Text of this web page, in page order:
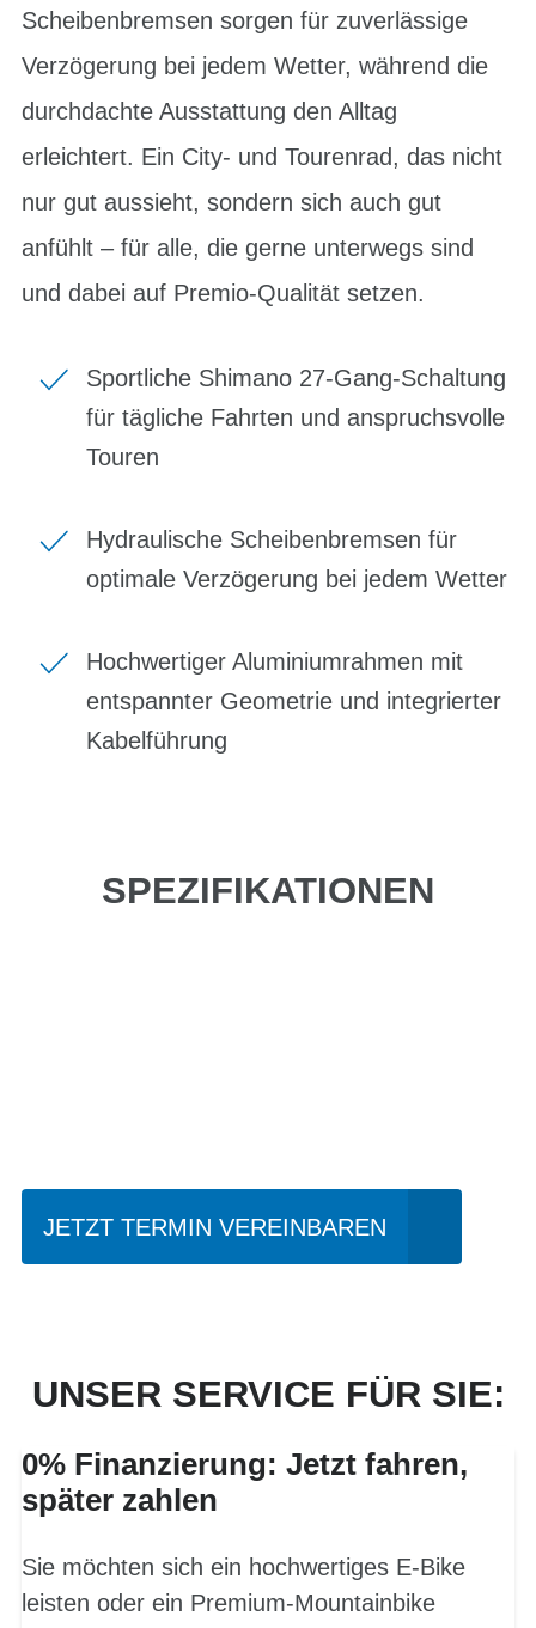
Scheibenbremsen sorgen für zuverlässige
Verzögerung bei jedem Wetter, während die
durchdachte Ausstattung den Alltag
erleichtert. Ein City- und Tourenrad, das nicht
nur gut aussieht, sondern sich auch gut
anfühlt – für alle, die gerne unterwegs sind
und dabei auf Premio-Qualität setzen.
Sportliche Shimano 27-Gang-Schaltung
für tägliche Fahrten und anspruchsvolle
Touren
Hydraulische Scheibenbremsen für
optimale Verzögerung bei jedem Wetter
Hochwertiger Aluminiumrahmen mit
entspannter Geometrie und integrierter
Kabelführung
SPEZIFIKATIONEN
JETZT TERMIN VEREINBAREN
UNSER SERVICE FÜR SIE:
0% Finanzierung: Jetzt fahren,
später zahlen
Sie möchten sich ein hochwertiges E-Bike
leisten oder ein Premium-Mountainbike